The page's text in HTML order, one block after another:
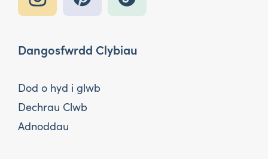
Dangosfwrdd Clybiau
Dod o hyd i glwb
Dechrau Clwb
Adnoddau